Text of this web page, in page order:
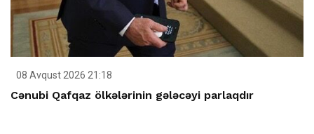
08 Avqust 2026 21:18
Cənubi Qafqaz ölkələrinin gələcəyi parlaqdır